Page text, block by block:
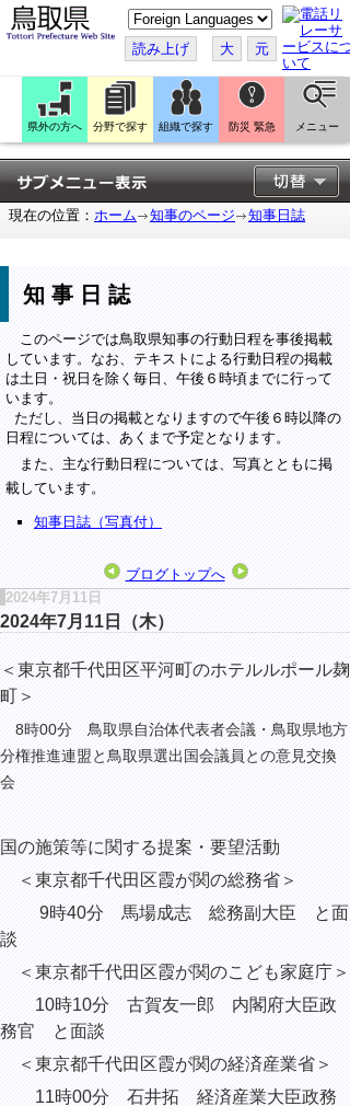
こ
の
ペ
ー
ジ
翻
訳
す
る
読み上げ 大 元
県外の方へ 分野で探す 組織で探す 防災 緊急 メニュー
現在の位置： ホーム 知事のページ 知事日誌
知事日誌
このページでは鳥取県知事の行動日程を事後掲載
しています。なお、テキストによる行動日程の掲載
は土日・祝日を除く毎日、午後６時頃までに行って
います。
ただし、当日の掲載となりますので午後６時以降の
日程については、あくまで予定となります。
また、主な行動日程については、写真とともに掲
載しています。
知事日誌（写真付）
ブログトップへ
2024年7月11日
2024年7月11日（木）
＜東京都千代田区平河町のホテルルポール麹
町＞
8時00分 鳥取県自治体代表者会議・鳥取県地方
分権推進連盟と鳥取県選出国会議員との意見交換
会
国の施策等に関する提案・要望活動
＜東京都千代田区霞が関の総務省＞
9時40分 馬場成志 総務副大臣 と面
談
＜東京都千代田区霞が関のこども家庭庁＞
10時10分 古賀友一郎 内閣府大臣政
務官 と面談
＜東京都千代田区霞が関の経済産業省＞
11時00分 石井拓 経済産業大臣政務